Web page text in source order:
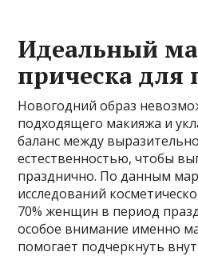
Идеальный
прическа для
Новогодний образ
подходящего макияжа и
баланс между
естественностью, чтобы
празднично. По данным
исследований
70% женщин в период
особое внимание именно
помогает подчеркнуть